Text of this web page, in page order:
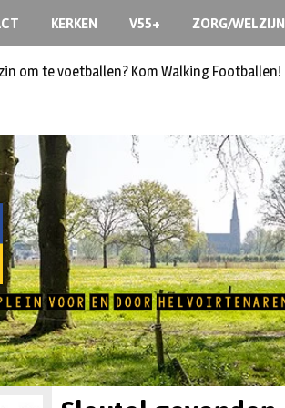
KERKEN V55+ ZORG/WELZIJN
om te voetballen? Kom Walking Footballen!